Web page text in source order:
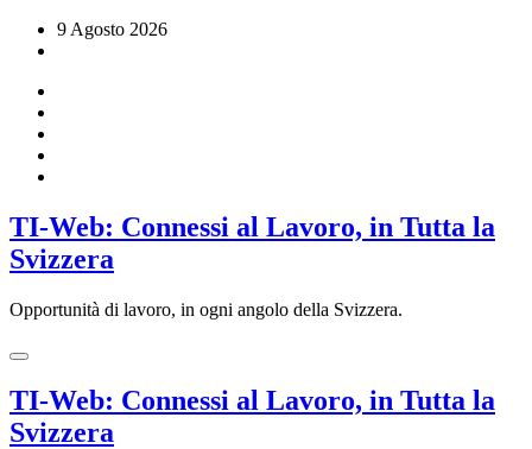
9 Agosto 2026
TI-Web: Connessi al Lavoro, in Tutta la
Svizzera
Opportunità di lavoro, in ogni angolo della Svizzera.
TI-Web: Connessi al Lavoro, in Tutta la
Svizzera